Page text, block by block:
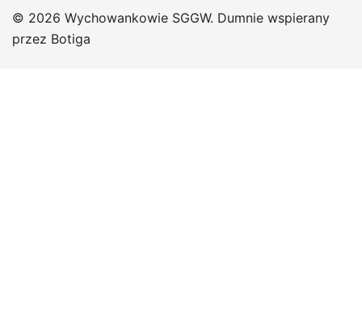
© 2026 Wychowankowie SGGW. Dumnie wspierany
przez Botiga